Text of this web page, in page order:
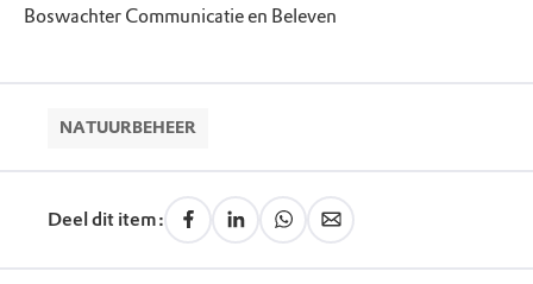
Boswachter Communicatie en Beleven
NATUURBEHEER
Deel dit item: